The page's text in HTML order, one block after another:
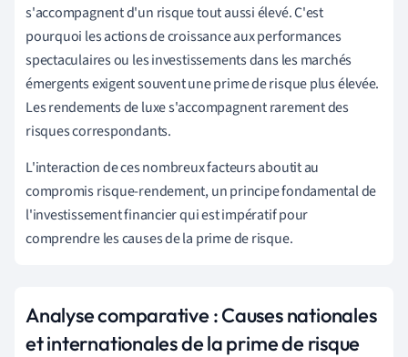
s'accompagnent d'un risque tout aussi élevé. C'est
pourquoi les actions de croissance aux performances
spectaculaires ou les investissements dans les marchés
émergents exigent souvent une prime de risque plus élevée.
Les rendements de luxe s'accompagnent rarement des
risques correspondants.
L'interaction de ces nombreux facteurs aboutit au
compromis risque-rendement, un principe fondamental de
l'investissement financier qui est impératif pour
comprendre les causes de la prime de risque.
Analyse comparative : Causes nationales
et internationales de la prime de risque